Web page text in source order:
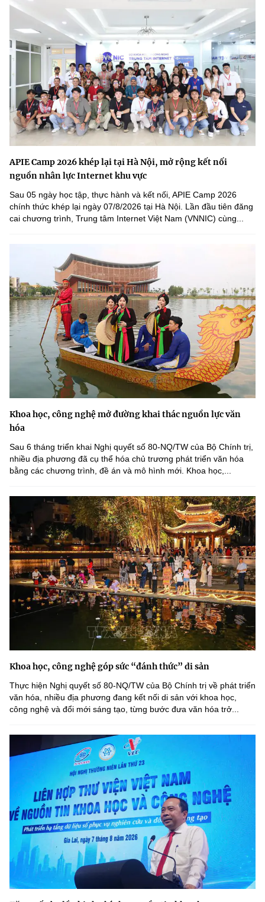
APIE Camp 2026 khép lại tại Hà Nội, mở rộng kết nối
nguồn nhân lực Internet khu vực
Sau 05 ngày học tập, thực hành và kết nối, APIE Camp 2026
chính thức khép lại ngày 07/8/2026 tại Hà Nội. Lần đầu tiên đăng
cai chương trình, Trung tâm Internet Việt Nam (VNNIC) cùng...
Khoa học, công nghệ mở đường khai thác nguồn lực văn
hóa
Sau 6 tháng triển khai Nghị quyết số 80-NQ/TW của Bộ Chính trị,
nhiều địa phương đã cụ thể hóa chủ trương phát triển văn hóa
bằng các chương trình, đề án và mô hình mới. Khoa học,...
Khoa học, công nghệ góp sức “đánh thức” di sản
Thực hiện Nghị quyết số 80-NQ/TW của Bộ Chính trị về phát triển
văn hóa, nhiều địa phương đang kết nối di sản với khoa học,
công nghệ và đổi mới sáng tạo, từng bước đưa văn hóa trở...